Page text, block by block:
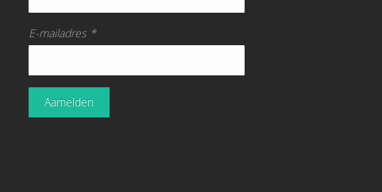
E-mailadres *
Aamelden